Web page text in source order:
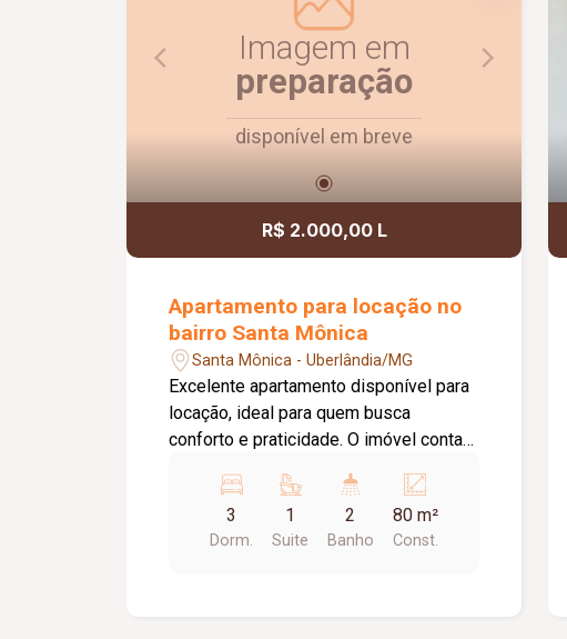
Imagem em
preparação
disponível em breve
R$ 2.000,00 L
Apartamento para locação no
bairro Santa Mônica
Santa Mônica - Uberlândia/MG
Excelente apartamento disponível para
locação, ideal para quem busca
conforto e praticidade. O imóvel conta
aconchegante, cozinha, 01 banheiro
social, área de serviço e 01 vaga de
estacionamento. Ambientes bem
3
Dorm.
1
Suite
2
Banho
80 m²
Const.